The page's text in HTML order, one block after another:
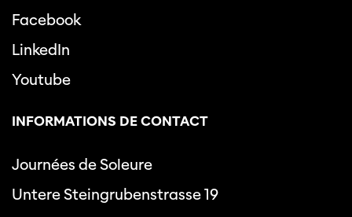
Facebook
LinkedIn
Youtube
INFORMATIONS DE CONTACT
Journées de Soleure
Untere Steingrubenstrasse 19